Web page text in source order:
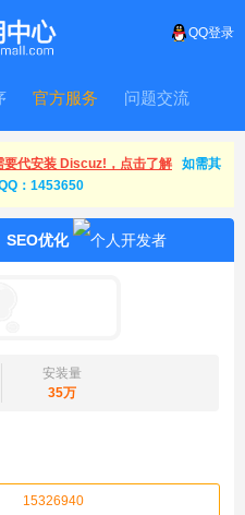
QQ登录
官方服务 问题交流
代安装 Discuz!，点击了解
如需其
：1453650
SEO优化
安装量
35万
15326940